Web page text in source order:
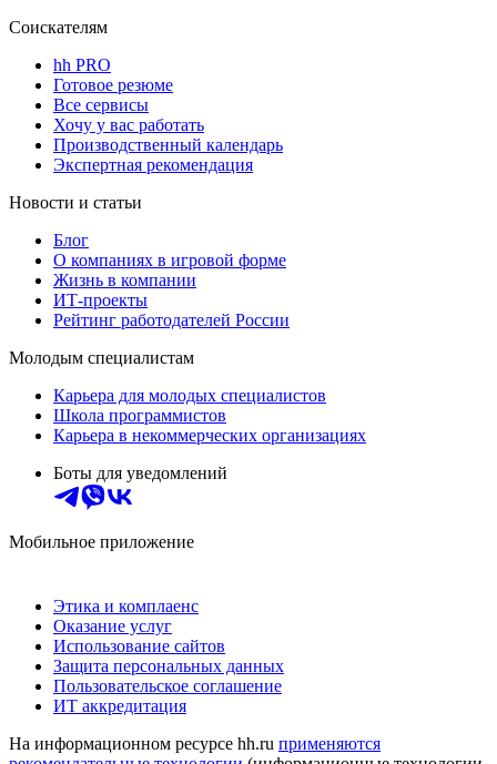
Соискателям
hh PRO
Готовое резюме
Все сервисы
Хочу у вас работать
Производственный календарь
Экспертная рекомендация
Новости и статьи
Блог
О компаниях в игровой форме
Жизнь в компании
ИТ-проекты
Рейтинг работодателей России
Молодым специалистам
Карьера для молодых специалистов
Школа программистов
Карьера в некоммерческих организациях
Боты для уведомлений
Мобильное приложение
Этика и комплаенс
Оказание услуг
Использование сайтов
Защита персональных данных
Пользовательское соглашение
ИТ аккредитация
На информационном ресурсе hh.ru применяются